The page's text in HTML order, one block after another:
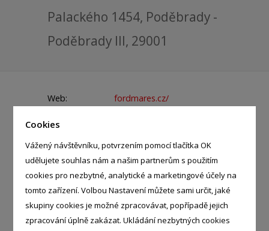
Cookies
Vážený návštěvníku, potvrzením pomocí tlačítka OK
udělujete souhlas nám a našim partnerům s použitím
cookies pro nezbytné, analytické a marketingové účely na
tomto zařízení. Volbou Nastavení můžete sami určit, jaké
skupiny cookies je možné zpracovávat, popřípadě jejich
zpracování úplně zakázat. Ukládání nezbytných cookies
Palackého 1454, Poděbrady -
Poděbrady III, 29001
Web:
fordmares.cz/
Telefon:
E-mail:
info@fordmares.cz
IČ:
12522783
KATEGORIE